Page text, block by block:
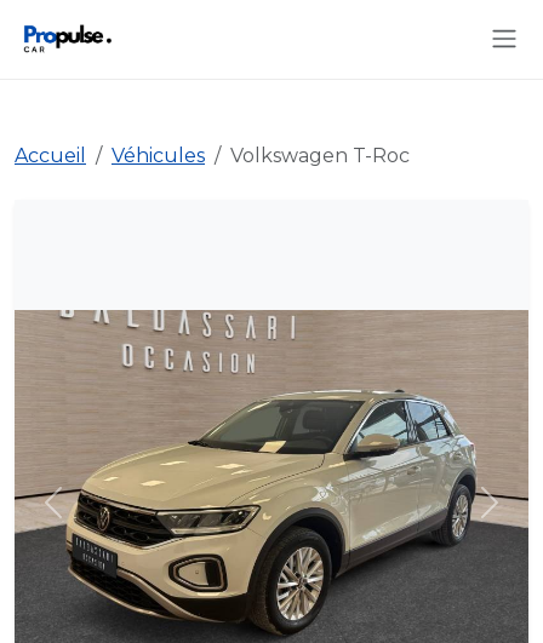
Accueil Véhicules Volkswagen T-Roc
Précédent